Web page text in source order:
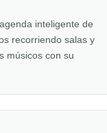
inteligente de
recorriendo salas y
músicos con su